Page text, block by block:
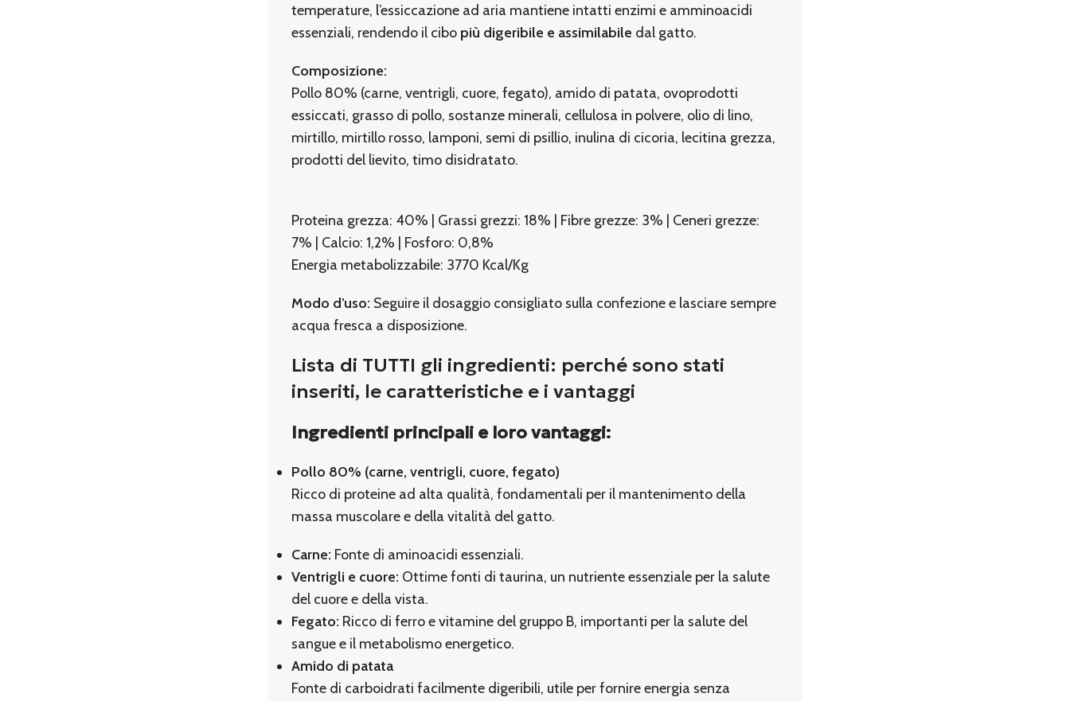
temperature, l’essiccazione ad aria mantiene intatti enzimi e amminoacidi
essenziali, rendendo il cibo più digeribile e assimilabile dal gatto.
Composizione:
Pollo 80% (carne, ventrigli, cuore, fegato), amido di patata, ovoprodotti
essiccati, grasso di pollo, sostanze minerali, cellulosa in polvere, olio di lino,
mirtillo, mirtillo rosso, lamponi, semi di psillio, inulina di cicoria, lecitina grezza,
prodotti del lievito, timo disidratato.
Proteina grezza: 40% | Grassi grezzi: 18% | Fibre grezze: 3% | Ceneri grezze:
7% | Calcio: 1,2% | Fosforo: 0,8%
Energia metabolizzabile: 3770 Kcal/Kg
Modo d’uso: Seguire il dosaggio consigliato sulla confezione e lasciare sempre
acqua fresca a disposizione.
Lista di TUTTI gli ingredienti: perché sono stati
inseriti, le caratteristiche e i vantaggi
Ingredienti principali e loro vantaggi:
Pollo 80% (carne, ventrigli, cuore, fegato)
Ricco di proteine ad alta qualità, fondamentali per il mantenimento della
massa muscolare e della vitalità del gatto.
Carne: Fonte di aminoacidi essenziali.
Ventrigli e cuore: Ottime fonti di taurina, un nutriente essenziale per la salute
del cuore e della vista.
Fegato: Ricco di ferro e vitamine del gruppo B, importanti per la salute del
sangue e il metabolismo energetico.
Amido di patata
Fonte di carboidrati facilmente digeribili, utile per fornire energia senza